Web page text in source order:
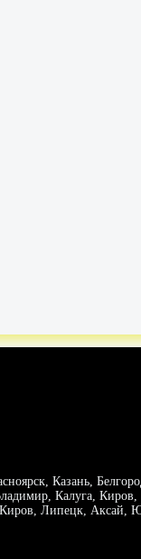
Казань,
Калуга,
Киров, Липецк,